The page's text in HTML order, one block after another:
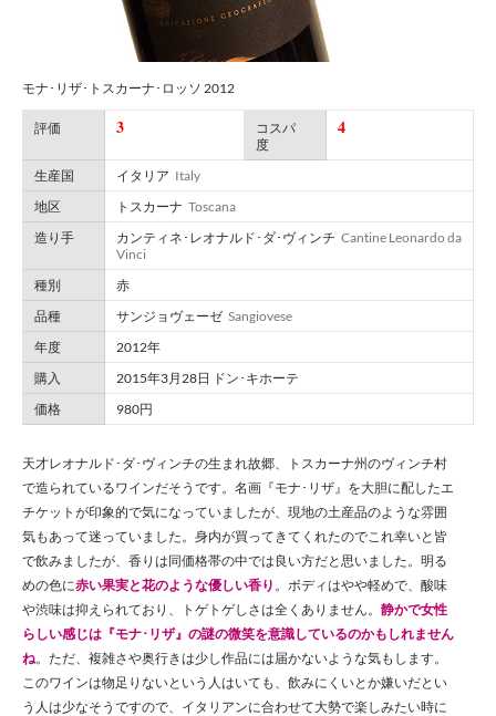
モナ･リザ･トスカーナ･ロッソ 2012
評価 3
コスパ
度
4
生産国 イタリア Italy
地区
トスカーナ Toscana
造り手
カンティネ･レオナルド･ダ･ヴィンチ Cantine Leonardo da
Vinci
種別
赤
品種
サンジョヴェーゼ Sangiovese
年度
2012年
購入
2015年3月28日 ドン･キホーテ
価格
980円
天才レオナルド･ダ･ヴィンチの生まれ故郷、トスカーナ州のヴィンチ村
で造られているワインだそうです。名画『モナ･リザ』を大胆に配したエ
チケットが印象的で気になっていましたが、現地の土産品のような雰囲
気もあって迷っていました。身内が買ってきてくれたのでこれ幸いと皆
で飲みましたが、香りは同価格帯の中では良い方だと思いました。明る
めの色に赤い果実と花のような優しい香り 。ボディはやや軽めで、酸味
や渋味は抑えられており、トゲトゲしさは全くありません。 静かで女性
らしい感じは『モナ･リザ』の謎の微笑を意識しているのかもしれません
ね。ただ、複雑さや奥行きは少し作品には届かないような気もします。
このワインは物足りないという人はいても、飲みにくいとか嫌いだとい
う人は少なそうですので、イタリアンに合わせて大勢で楽しみたい時に